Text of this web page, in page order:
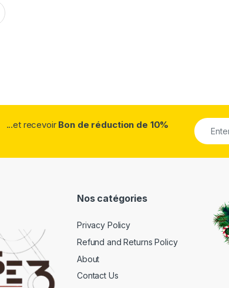
...et recevoir Bon de réduction de 10%
Nos catégories
Privacy Policy
Refund and Returns Policy
About
Contact Us